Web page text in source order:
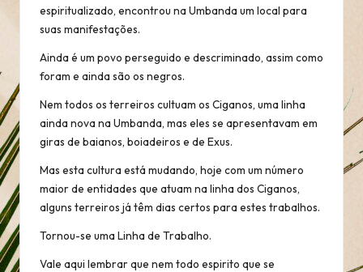
espiritualizado, encontrou na Umbanda um local para
suas manifestações.
Ainda é um povo perseguido e descriminado, assim como
foram e ainda são os negros.
Nem todos os terreiros cultuam os Ciganos, uma linha
ainda nova na Umbanda, mas eles se apresentavam em
giras de baianos, boiadeiros e de Exus.
Mas esta cultura está mudando, hoje com um número
maior de entidades que atuam na linha dos Ciganos,
alguns terreiros já têm dias certos para estes trabalhos.
Tornou-se uma Linha de Trabalho.
Vale aqui lembrar que nem todo espirito que se